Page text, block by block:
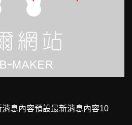
息內容預設最新消息內容10